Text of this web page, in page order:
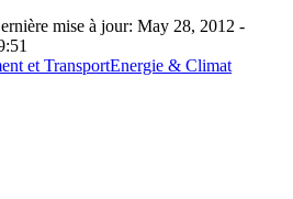
mise à jour: May 28, 2012 -
et TransportEnergie & Climat